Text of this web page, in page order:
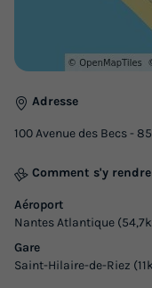
Adresse
100 Avenue des Becs -
Comment s'y
Aéroport
Nantes Atlantique
Gare
Saint-Hilaire-de-Riez